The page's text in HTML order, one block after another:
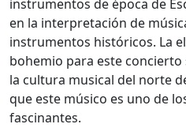
instrumentos de época de
en la interpretación de
instrumentos históricos. La
bohemio para este
la cultura musical del norte
que este músico es uno de
fascinantes.